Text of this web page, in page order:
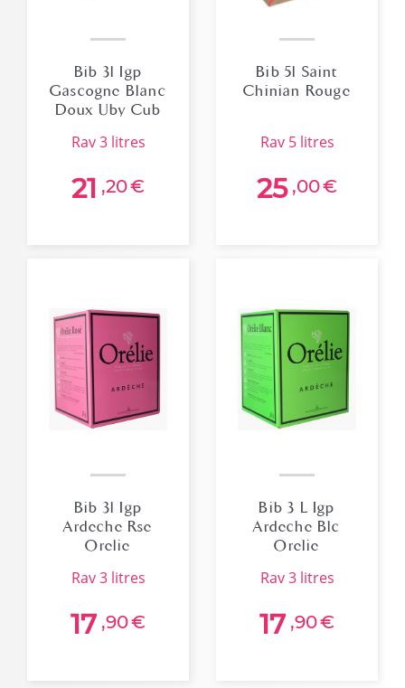
Bib 3l Igp
Gascogne Blanc
Doux Uby Cub
rav 3 litres
21 ,20€
Bib 5l Saint
Chinian Rouge
rav 5 litres
25 ,00€
Bib 3l Igp
Ardeche Rse
Orelie
sauvignon
rav 3 litres
17 ,90€
Bib 3 L Igp
Ardeche Blc
Orelie
rav 3 litres
17 ,90€